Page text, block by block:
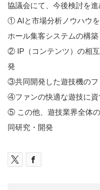
協議会にて、今後検討を進
① AIと市場分析ノウハウ
ホール集客システムの構築
② IP （コンテンツ）の相
発
③共同開発した遊技機のフ
④ファンの快適な遊技に
⑤ この他、遊技業界全体
同研究・開発